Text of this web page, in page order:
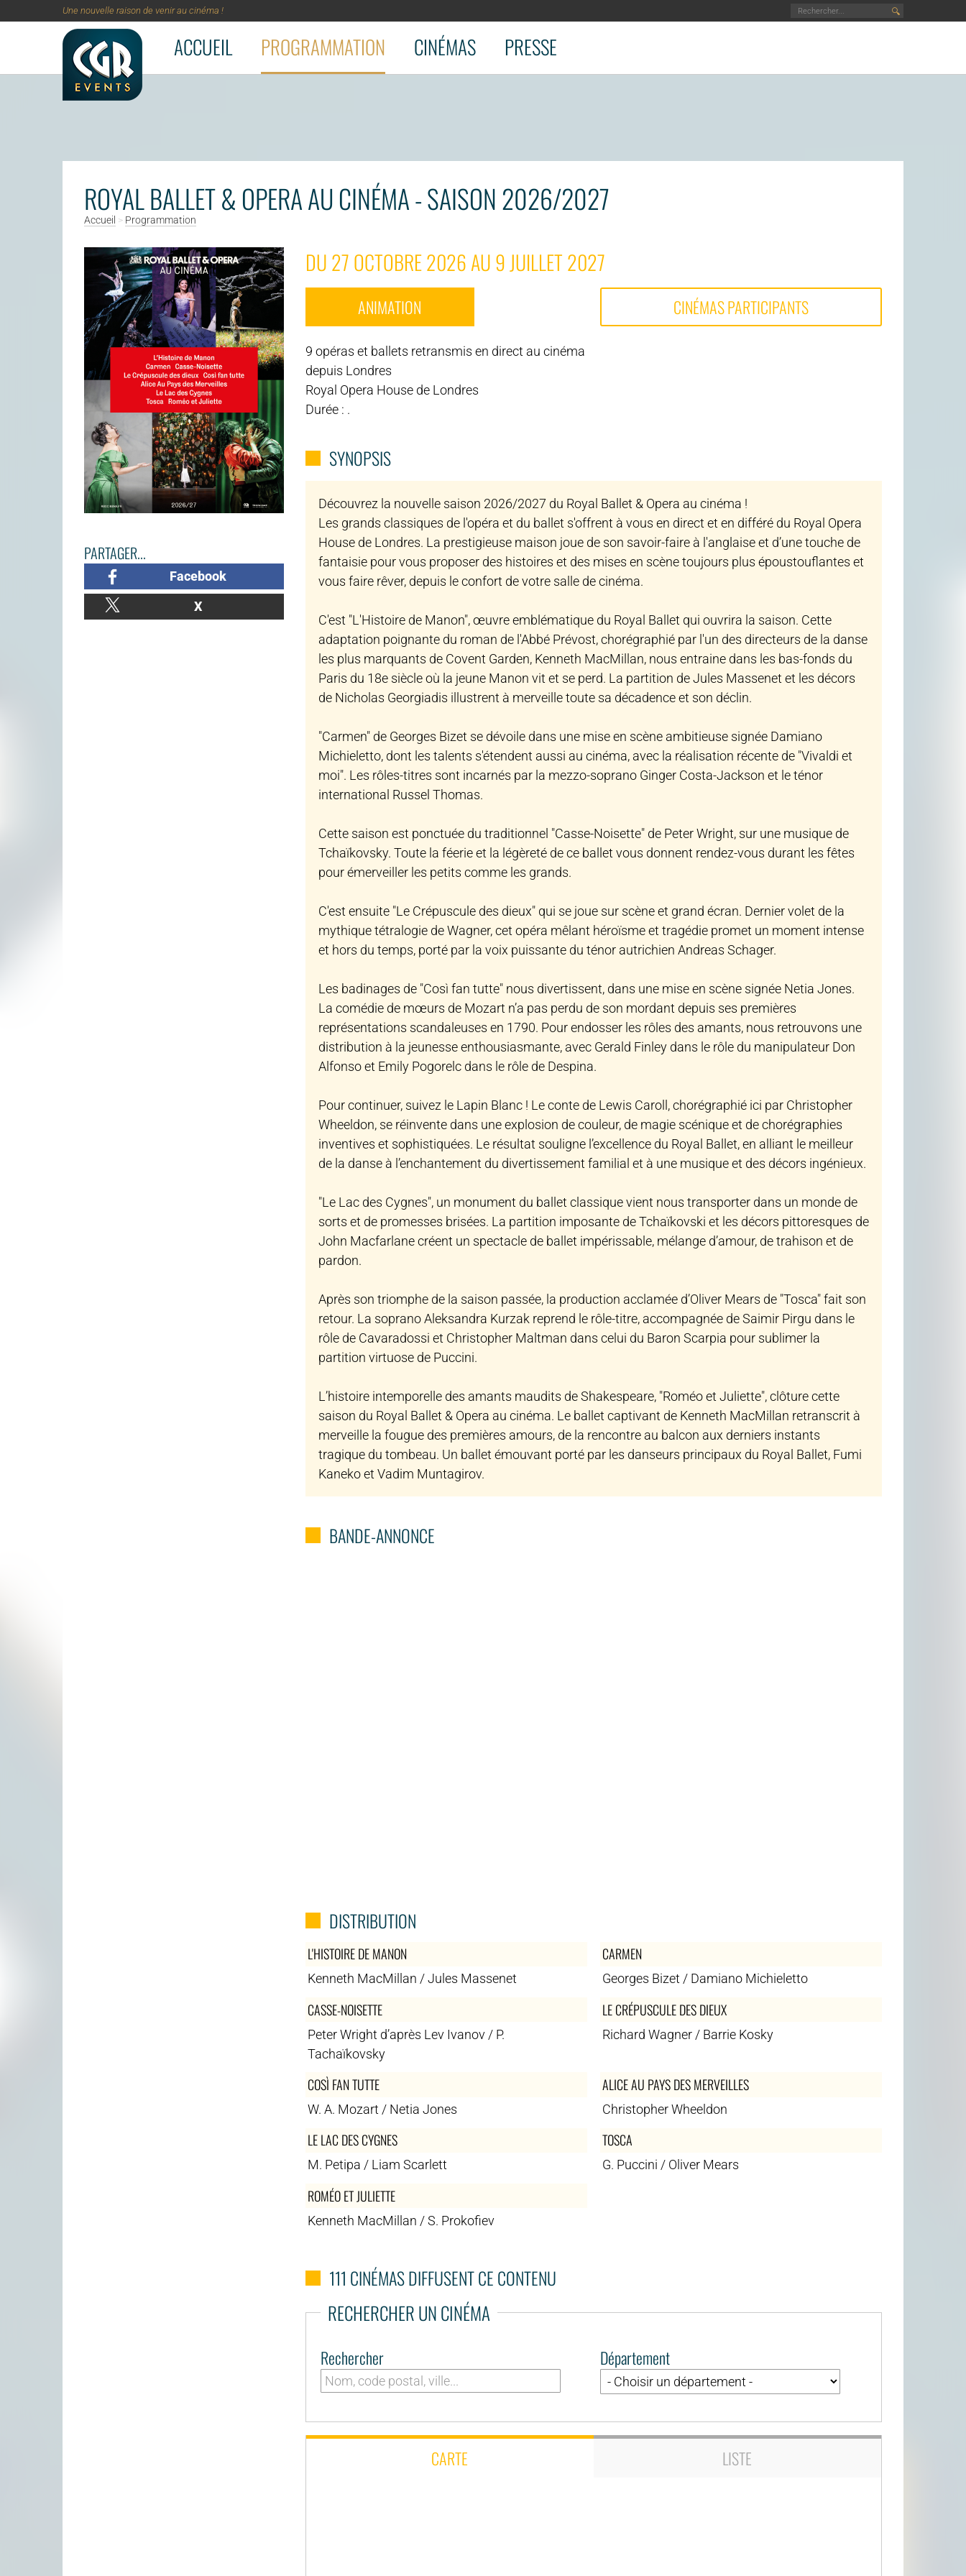
Aller au contenu principal
🔍
Une nouvelle raison de venir au cinéma !
ACCUEIL PROGRAMMATION CINÉMAS PRESSE
ROYAL BALLET & OPERA AU CINÉMA - SAISON 2026/2027
Accueil > Programmation
PARTAGER...
Facebook
X
DU 27 OCTOBRE 2026 AU 9 JUILLET 2027
ANIMATION
9 opéras et ballets retransmis en direct au cinéma
depuis Londres
Royal Opera House de Londres
Durée : .
CINÉMAS PARTICIPANTS
SYNOPSIS
Découvrez la nouvelle saison 2026/2027 du Royal Ballet & Opera au cinéma !
Les grands classiques de l'opéra et du ballet s'offrent à vous en direct et en différé du Royal Opera
House de Londres. La prestigieuse maison joue de son savoir-faire à l'anglaise et d’une touche de
fantaisie pour vous proposer des histoires et des mises en scène toujours plus époustouflantes et
vous faire rêver, depuis le confort de votre salle de cinéma.
C'est "L'Histoire de Manon", œuvre emblématique du Royal Ballet qui ouvrira la saison. Cette
adaptation poignante du roman de l'Abbé Prévost, chorégraphié par l'un des directeurs de la danse
les plus marquants de Covent Garden, Kenneth MacMillan, nous entraine dans les bas-fonds du
Paris du 18e siècle où la jeune Manon vit et se perd. La partition de Jules Massenet et les décors
de Nicholas Georgiadis illustrent à merveille toute sa décadence et son déclin.
"Carmen" de Georges Bizet se dévoile dans une mise en scène ambitieuse signée Damiano
Michieletto, dont les talents s'étendent aussi au cinéma, avec la réalisation récente de "Vivaldi et
moi". Les rôles-titres sont incarnés par la mezzo-soprano Ginger Costa-Jackson et le ténor
international Russel Thomas.
Cette saison est ponctuée du traditionnel "Casse-Noisette" de Peter Wright, sur une musique de
Tchaïkovsky. Toute la féerie et la légèreté de ce ballet vous donnent rendez-vous durant les fêtes
pour émerveiller les petits comme les grands.
C'est ensuite "Le Crépuscule des dieux" qui se joue sur scène et grand écran. Dernier volet de la
mythique tétralogie de Wagner, cet opéra mêlant héroïsme et tragédie promet un moment intense
et hors du temps, porté par la voix puissante du ténor autrichien Andreas Schager.
Les badinages de "Così fan tutte" nous divertissent, dans une mise en scène signée Netia Jones.
La comédie de mœurs de Mozart n’a pas perdu de son mordant depuis ses premières
représentations scandaleuses en 1790. Pour endosser les rôles des amants, nous retrouvons une
distribution à la jeunesse enthousiasmante, avec Gerald Finley dans le rôle du manipulateur Don
Alfonso et Emily Pogorelc dans le rôle de Despina.
Pour continuer, suivez le Lapin Blanc ! Le conte de Lewis Caroll, chorégraphié ici par Christopher
Wheeldon, se réinvente dans une explosion de couleur, de magie scénique et de chorégraphies
inventives et sophistiquées. Le résultat souligne l’excellence du Royal Ballet, en alliant le meilleur
de la danse à l’enchantement du divertissement familial et à une musique et des décors ingénieux.
"Le Lac des Cygnes", un monument du ballet classique vient nous transporter dans un monde de
sorts et de promesses brisées. La partition imposante de Tchaïkovski et les décors pittoresques de
John Macfarlane créent un spectacle de ballet impérissable, mélange d’amour, de trahison et de
pardon.
Après son triomphe de la saison passée, la production acclamée d’Oliver Mears de "Tosca" fait son
retour. La soprano Aleksandra Kurzak reprend le rôle-titre, accompagnée de Saimir Pirgu dans le
rôle de Cavaradossi et Christopher Maltman dans celui du Baron Scarpia pour sublimer la
partition virtuose de Puccini.
L’histoire intemporelle des amants maudits de Shakespeare, "Roméo et Juliette", clôture cette
saison du Royal Ballet & Opera au cinéma. Le ballet captivant de Kenneth MacMillan retranscrit à
merveille la fougue des premières amours, de la rencontre au balcon aux derniers instants
tragique du tombeau. Un ballet émouvant porté par les danseurs principaux du Royal Ballet, Fumi
Kaneko et Vadim Muntagirov.
BANDE-ANNONCE
DISTRIBUTION
L'HISTOIRE DE MANON
Kenneth MacMillan / Jules Massenet
CARMEN
Georges Bizet / Damiano Michieletto
CASSE-NOISETTE
Peter Wright d’après Lev Ivanov / P.
Tachaïkovsky
LE CRÉPUSCULE DES DIEUX
Richard Wagner / Barrie Kosky
COSÌ FAN TUTTE
W. A. Mozart / Netia Jones
ALICE AU PAYS DES MERVEILLES
Christopher Wheeldon
LE LAC DES CYGNES
M. Petipa / Liam Scarlett
TOSCA
G. Puccini / Oliver Mears
ROMÉO ET JULIETTE
Kenneth MacMillan / S. Prokofiev
111 CINÉMAS DIFFUSENT CE CONTENU
RECHERCHER UN CINÉMA
Rechercher Département
CARTE LISTE